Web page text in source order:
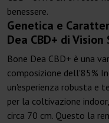
benessere.
Genetica e
Dea CBD+ di Vision
Bone Dea CBD+ è una
composizione dell'85%
un'esperienza robusta e
per la coltivazione
circa 70 cm. Questo la